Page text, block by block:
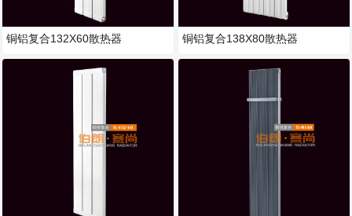
铜铝复合132X60散热器 铜铝复合138X80散热器